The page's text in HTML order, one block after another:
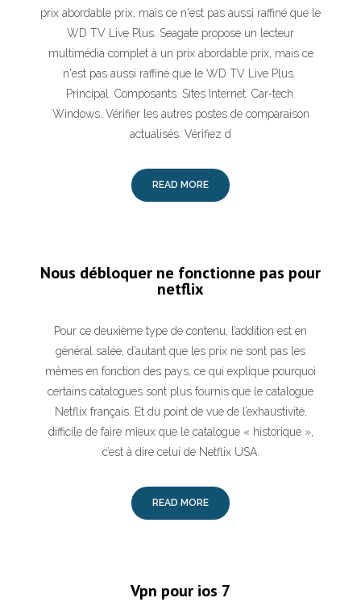
prix abordable prix, mais ce n'est pas aussi raffiné que le
WD TV Live Plus. Seagate propose un lecteur
multimédia complet à un prix abordable prix, mais ce
n'est pas aussi raffiné que le WD TV Live Plus.
Principal. Composants. Sites Internet. Car-tech.
Windows. Vérifier les autres postes de comparaison
actualisés. Vérifiez d
READ MORE
Nous débloquer ne fonctionne pas pour
netflix
Pour ce deuxième type de contenu, l’addition est en
général salée, d’autant que les prix ne sont pas les
mêmes en fonction des pays, ce qui explique pourquoi
certains catalogues sont plus fournis que le catalogue
Netflix français. Et du point de vue de l’exhaustivité,
difficile de faire mieux que le catalogue « historique »,
c’est à dire celui de Netflix USA.
READ MORE
Vpn pour ios 7